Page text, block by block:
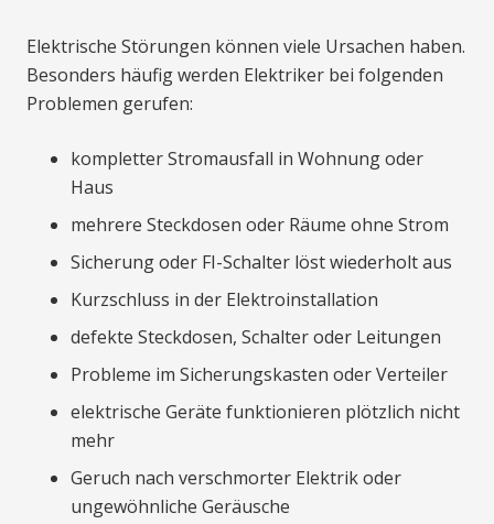
Elektrische Störungen können viele Ursachen haben.
Besonders häufig werden Elektriker bei folgenden
Problemen gerufen:
kompletter Stromausfall in Wohnung oder
Haus
mehrere Steckdosen oder Räume ohne Strom
Sicherung oder FI-Schalter löst wiederholt aus
Kurzschluss in der Elektroinstallation
defekte Steckdosen, Schalter oder Leitungen
Probleme im Sicherungskasten oder Verteiler
elektrische Geräte funktionieren plötzlich nicht
mehr
Geruch nach verschmorter Elektrik oder
ungewöhnliche Geräusche